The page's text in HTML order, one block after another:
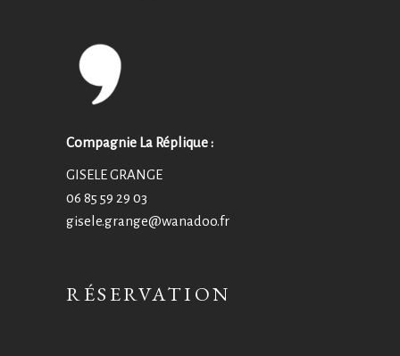
Compagnie La Réplique :
GISELE GRANGE
06 85 59 29 03
gisele.grange@wanadoo.fr
RÉSERVATION